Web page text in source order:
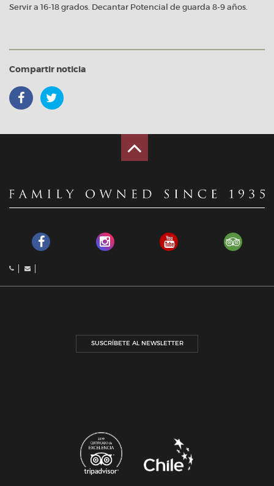
Servir a 16-18 grados. Decantar Potencial de guarda 8-9 años.
Compartir noticia
SUSCRÍBETE AL NEWSLETTER